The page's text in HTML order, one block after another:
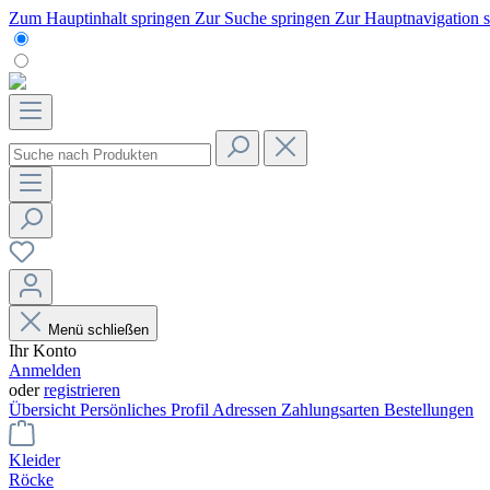
Zum Hauptinhalt springen Zur Suche springen Zur Hauptnavigation
Menü schließen
Ihr Konto
Anmelden
oderregistrieren
Übersicht Persönliches Profil Adressen Zahlungsarten Bestellungen
Kleider
Röcke